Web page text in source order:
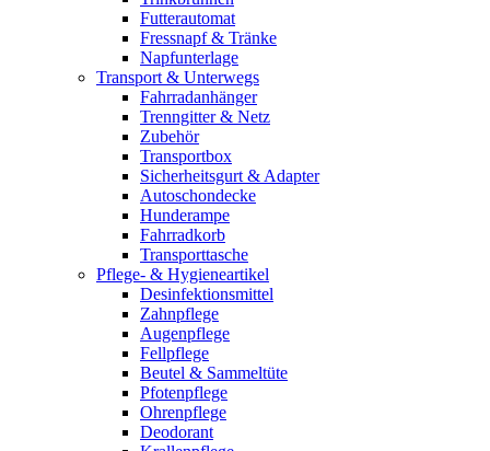
Futterautomat
Fressnapf & Tränke
Napfunterlage
Transport & Unterwegs
Fahrradanhänger
Trenngitter & Netz
Zubehör
Transportbox
Sicherheitsgurt & Adapter
Autoschondecke
Hunderampe
Fahrradkorb
Transporttasche
Pflege- & Hygieneartikel
Desinfektionsmittel
Zahnpflege
Augenpflege
Fellpflege
Beutel & Sammeltüte
Pfotenpflege
Ohrenpflege
Deodorant